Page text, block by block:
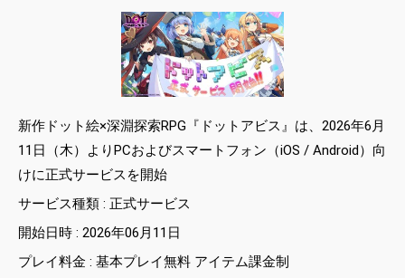
新作ドット絵×深淵探索RPG『ドットアビス』は、2026年6月
11日（木）よりPCおよびスマートフォン（iOS / Android）向
けに正式サービスを開始
サービス種類 : 正式サービス
開始日時 : 2026年06月11日
プレイ料金 : 基本プレイ無料 アイテム課金制